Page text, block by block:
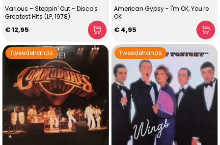
Various – Steppin' Out - Disco's
Greatest Hits (LP, 1978)
€ 12,95
American Gypsy - I'm OK, You're
OK
€ 4,95
Tweedehands Tweedehands